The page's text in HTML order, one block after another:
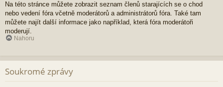
Na této stránce můžete zobrazit seznam členů starajících se o chod
nebo vedení fóra včetně moderátorů a administrátorů fóra. Také tam
můžete najít další informace jako například, která fóra moderátoři
moderují.
Nahoru
Soukromé zprávy